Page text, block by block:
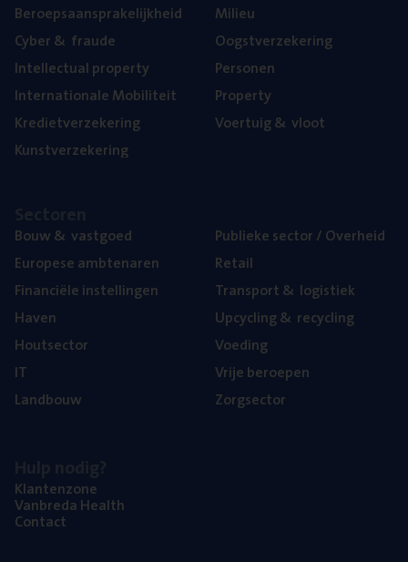
Beroeps­aan­spra­ke­lijk­heid
Cyber& fraude
Intel­lec­tu­al property
Inter­na­ti­o­na­le Mobiliteit
Kre­diet­ver­ze­ke­ring
Kunst­ver­ze­ke­ring
Mili­eu
Oogst­ver­ze­ke­ring
Per­so­nen
Pro­per­ty
Voer­tuig& vloot
Bouw& vastgoed
Euro­pe­se ambtenaren
Finan­ci­ë­le instellingen
Haven
Hout­sec­tor
IT
Land­bouw
Publie­ke sec­tor / Overheid
Retail
Trans­port& logistiek
Upcy­cling& recycling
Voe­ding
Vrije beroe­pen
Zorg­sec­tor
Klan­ten­zo­ne
Van­b­re­da Health
Con­tact